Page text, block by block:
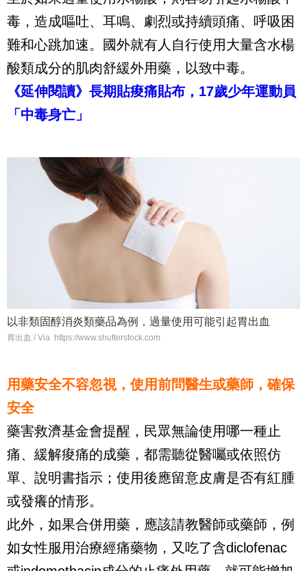
毒，造成嘔吐、耳鳴、劇烈或持續頭痛、呼吸困
難和心跳加速。國外就有人自行使用大量含水楊
酸類成分的肌肉舒緩外用藥，以致中毒。
《延伸閱讀》長期貼痠痛貼布，17歲少年運動員
「中毒身亡」
以非類固醇消炎類藥品為例，過量使用可能引起胃出血
胃出血 / Via https://www.shutterstock.com
用藥安全不容忽視，使用前問醫生或藥師，確保
安全
藥害救濟基金會提醒，民眾無論使用哪一種止
痛、緩解痠痛的成藥，都需聽從醫囑或依照仿
單、說明書指示；使用後應留意皮膚是否有紅腫
或發癢的情形。
此外，如果合併用藥，應該請教醫師或藥師，例
如女性服用治療經痛藥物，又吃了含diclofenac